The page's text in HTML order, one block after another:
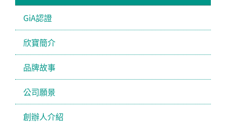
GiA認證
欣寶簡介
品牌故事
公司願景
創辦人介紹